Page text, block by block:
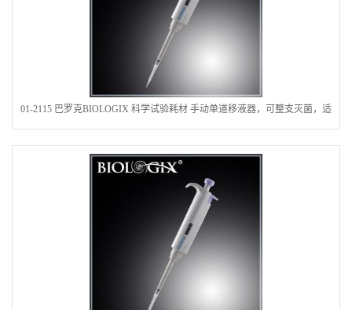
01-2115 巴罗克BIOLOGIX 科学试验耗材 手动单道移液器，可整支灭菌，适
用量程范围：1000-5000微升